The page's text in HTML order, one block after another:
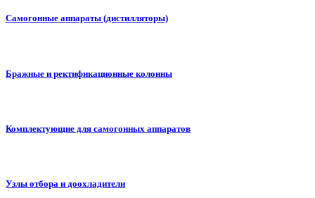
Самогонные аппараты (дистилляторы)
Бражные и ректификационные колонны
Комплектующие для самогонных аппаратов
Узлы отбора и доохладители